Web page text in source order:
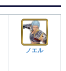
ノエル